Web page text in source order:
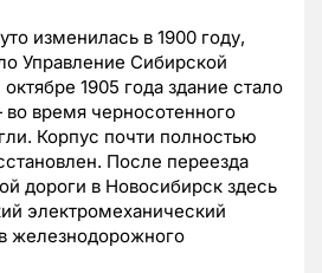
изменилась в 1900 году,
Управление Сибирской
1905 года здание стало
время черносотенного
Корпус почти полностью
После переезда
дороги в Новосибирск здесь
электромеханический
железнодорожного